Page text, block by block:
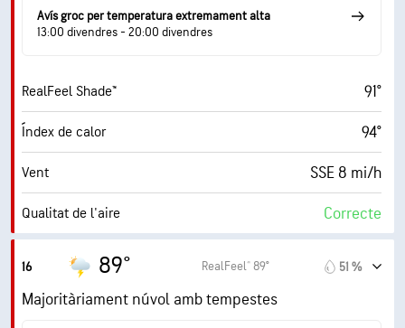
Punt de rosada 66° F
Nuvolositat 25 %
Visibilitat 10 mi
Sostre de núvols 30000 ft
Avís groc per temperatura extremament alta
13:00 divendres - 20:00 divendres
RealFeel Shade™ 91°
Índex de calor 94°
Vent SSE 8 mi/h
Qualitat de l'aire Correcte
Índex UV màxim
Ràfegues
16 89° RealFeel® 89° 51 %
Majoritàriament núvol amb tempestes